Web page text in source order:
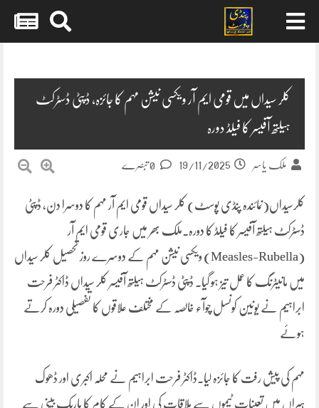
کلر سیداں میں قومی ایم آر ویکسی نیشن مہم کا جائزہ، ڈپٹی ڈسٹرکٹ
ہیلتھ آفیسر کا فیلڈ دورہ
ملک یاسر 19/11/2025
کلرسیداں(نمائندہ پنڈی پوسٹ) کلر سیداں قومی ایم آر مہم کا دوسرا دن، ڈپٹی
ڈسٹرکٹ ہیلتھ آفیسر کا فیلڈ کا دورہ۔ملک بھر میں جاری قومی ایم آر
(Measles-Rubella) ویکسی نیشن مہم کے دوسرے روز تحصیل کلر سیداں
میں مانیٹرنگ کا عمل تیز ہو گیا۔ ڈپٹی ڈسٹرکٹ ہیلتھ آفیسر کلر سیداں ڈاکٹر فرحت
ابراہیم نے یونین کونسل چوآء خالصہ کے مختلف علاقوں کا تفصیلی دورہ کرتے
ہوئے
مہم کی پیش رفت کا جائزہ لیا۔ڈاکٹر فرحت ابراہیم نے محلہ اکبری اور ڈھوک
ہیراں میں تعینات ٹیموں سے ملاقات کی اور ان کے کام کا باریک بینی سے